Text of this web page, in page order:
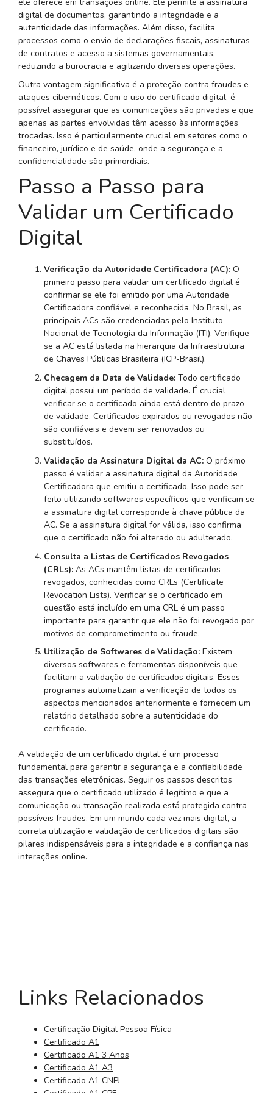
digital de documentos, garantindo a integridade e a
autenticidade das informações. Além disso, facilita
processos como o envio de declarações fiscais, assinaturas
de contratos e acesso a sistemas governamentais,
reduzindo a burocracia e agilizando diversas operações.
Outra vantagem significativa é a proteção contra fraudes e
ataques cibernéticos. Com o uso do certificado digital, é
possível assegurar que as comunicações são privadas e que
apenas as partes envolvidas têm acesso às informações
trocadas. Isso é particularmente crucial em setores como o
financeiro, jurídico e de saúde, onde a segurança e a
confidencialidade são primordiais.
Passo a Passo para
Validar um Certificado
Digital
Verificação da Autoridade Certificadora (AC): O
primeiro passo para validar um certificado digital é
confirmar se ele foi emitido por uma Autoridade
Certificadora confiável e reconhecida. No Brasil, as
principais ACs são credenciadas pelo Instituto
Nacional de Tecnologia da Informação (ITI). Verifique
se a AC está listada na hierarquia da Infraestrutura
de Chaves Públicas Brasileira (ICP-Brasil).
Checagem da Data de Validade: Todo certificado
digital possui um período de validade. É crucial
verificar se o certificado ainda está dentro do prazo
de validade. Certificados expirados ou revogados não
são confiáveis e devem ser renovados ou
substituídos.
Validação da Assinatura Digital da AC: O próximo
passo é validar a assinatura digital da Autoridade
Certificadora que emitiu o certificado. Isso pode ser
feito utilizando softwares específicos que verificam se
a assinatura digital corresponde à chave pública da
AC. Se a assinatura digital for válida, isso confirma
que o certificado não foi alterado ou adulterado.
Consulta a Listas de Certificados Revogados
(CRLs): As ACs mantêm listas de certificados
revogados, conhecidas como CRLs (Certificate
Revocation Lists). Verificar se o certificado em
questão está incluído em uma CRL é um passo
importante para garantir que ele não foi revogado por
motivos de comprometimento ou fraude.
Utilização de Softwares de Validação: Existem
diversos softwares e ferramentas disponíveis que
facilitam a validação de certificados digitais. Esses
programas automatizam a verificação de todos os
aspectos mencionados anteriormente e fornecem um
relatório detalhado sobre a autenticidade do
certificado.
A validação de um certificado digital é um processo
fundamental para garantir a segurança e a confiabilidade
das transações eletrônicas. Seguir os passos descritos
assegura que o certificado utilizado é legítimo e que a
comunicação ou transação realizada está protegida contra
possíveis fraudes. Em um mundo cada vez mais digital, a
correta utilização e validação de certificados digitais são
pilares indispensáveis para a integridade e a confiança nas
interações online.
Links Relacionados
Certificação Digital Pessoa Física
Certificado A1
Certificado A1 3 Anos
Certificado A1 A3
Certificado A1 CNPJ